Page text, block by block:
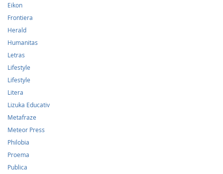
Eikon
Frontiera
Herald
Humanitas
Letras
Lifestyle
Lifestyle
Litera
Lizuka Educativ
Metafraze
Meteor Press
Philobia
Proema
Publica